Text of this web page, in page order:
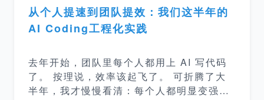
作流跑通了，下一个问题马上冒出来—— AI
跑这些命令的时候，到底读什么？ 光给它代
码，不够。 于是所有人又一窝蜂去搞知识
搞着搞着我发现一件事：几乎没人能说清，
知识库到底该是什么。 先说说，知识库不该
是什么 很多人理解的知识库，是&quot;把代
从个人提速到团队提效：我们这半年的
AI Coding工程化实践
去年开始，团队里每个人都用上 AI 写代码
了。 按理说，效率该起飞了。 可折腾了大
半年，我才慢慢看清：每个人都明显变强